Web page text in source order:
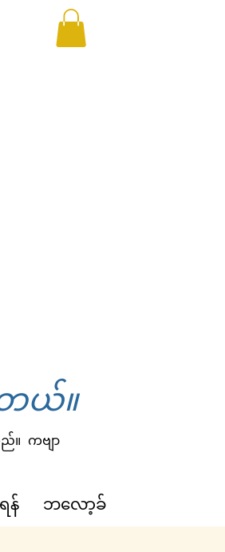
တယ်။
။ ကဗျာ
ဘလော့ခ်